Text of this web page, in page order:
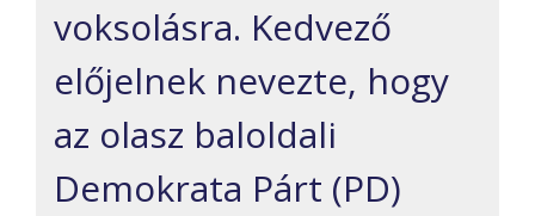
voksolásra. Kedvező
előjelnek nevezte, hogy
az olasz baloldali
Demokrata Párt (PD)